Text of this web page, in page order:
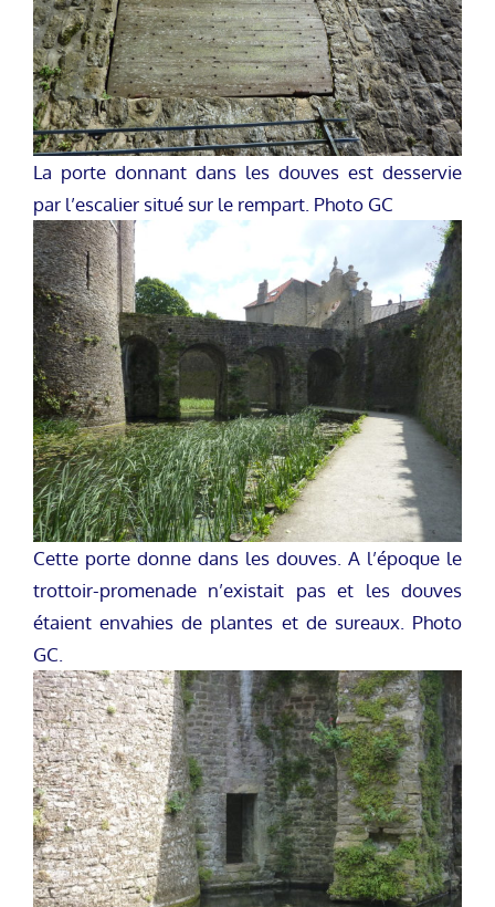
La porte donnant dans les douves est desservie
par l’escalier situé sur le rempart. Photo GC
Cette porte donne dans les douves. A l’époque le
trottoir-promenade n’existait pas et les douves
étaient envahies de plantes et de sureaux. Photo
GC.